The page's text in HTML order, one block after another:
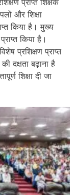
प्राप्त शिक्षक
और शिक्षा
किया है। मुख्य
किया है।
प्रशिक्षण प्राप्त
दक्षता बढ़ाना है
शिक्षा दी जा